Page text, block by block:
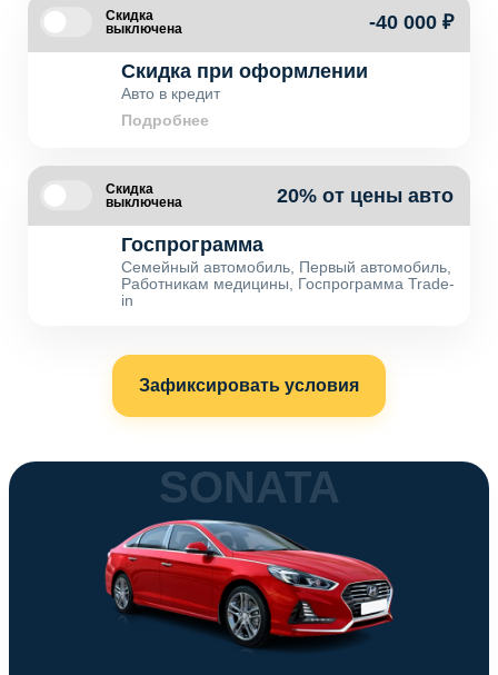
Скидка
выключена
-40 000 ₽
Скидка при оформлении
Авто в кредит
Подробнее
Скидка
выключена
20% от цены авто
Госпрограмма
Семейный автомобиль, Первый автомобиль,
Работникам медицины, Госпрограмма Trade-
in
Зафиксировать условия
SONATA